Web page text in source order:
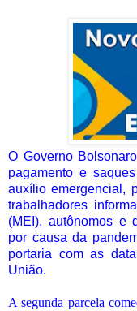
O Governo
pagamento e
auxílio emergencial,
trabalhadores
(MEI), autônomos e
por causa da
portaria com as
União.
A segunda parcela